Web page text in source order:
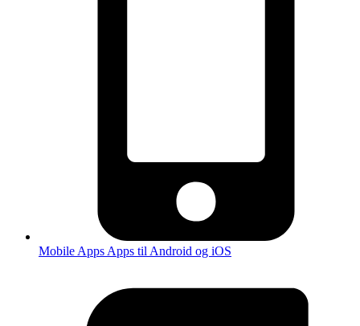
Mobile Apps Apps til Android og iOS